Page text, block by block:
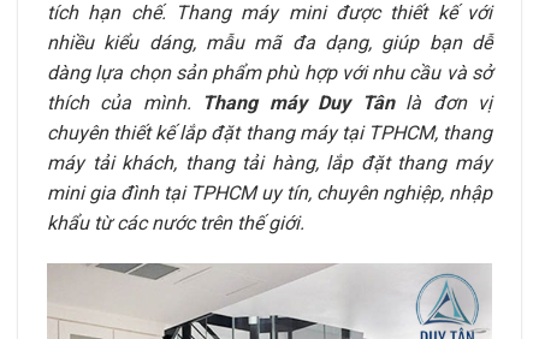
tích hạn chế. Thang máy mini được thiết kế với
nhiều kiểu dáng, mẫu mã đa dạng, giúp bạn dễ
dàng lựa chọn sản phẩm phù hợp với nhu cầu và sở
thích của mình.
Thang máy Duy Tânlà đơn vị
chuyên thiết kế lắp đặt thang máy tại TPHCM, thang
máy tải khách, thang tải hàng, lắp đặt thang máy
mini gia đình tại TPHCM uy tín, chuyên nghiệp, nhập
khẩu từ các nước trên thế giới.